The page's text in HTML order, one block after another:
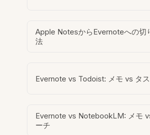
Apple NotesからEvernoteへの切
法
Evernote vs Todoist: メモ vs タ
Evernote vs NotebookLM: メモ
ーチ